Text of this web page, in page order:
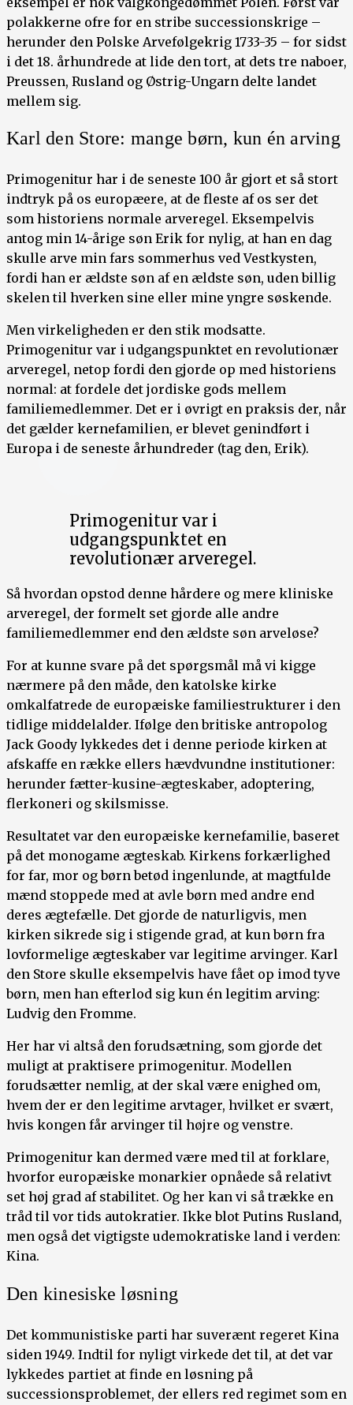
polakkerne ofre for en stribe successionskrige –
herunder den Polske Arvefølgekrig 1733-35 – for sidst
i det 18. århundrede at lide den tort, at dets tre naboer,
Preussen, Rusland og Østrig-Ungarn delte landet
mellem sig.
Karl den Store: mange børn, kun én arving
Primogenitur har i de seneste 100 år gjort et så stort
indtryk på os europæere, at de fleste af os ser det
som historiens normale arveregel. Eksempelvis
antog min 14-årige søn Erik for nylig, at han en dag
skulle arve min fars sommerhus ved Vestkysten,
fordi han er ældste søn af en ældste søn, uden billig
skelen til hverken sine eller mine yngre søskende.
Men virkeligheden er den stik modsatte.
Primogenitur var i udgangspunktet en revolutionær
arveregel, netop fordi den gjorde op med historiens
normal: at fordele det jordiske gods mellem
familiemedlemmer. Det er i øvrigt en praksis der, når
det gælder kernefamilien, er blevet genindført i
Europa i de seneste århundreder (tag den, Erik).
Primogenitur var i
udgangspunktet en
revolutionær arveregel.
Så hvordan opstod denne hårdere og mere kliniske
arveregel, der formelt set gjorde alle andre
familiemedlemmer end den ældste søn arveløse?
For at kunne svare på det spørgsmål må vi kigge
nærmere på den måde, den katolske kirke
omkalfatrede de europæiske familiestrukturer i den
tidlige middelalder. Ifølge den britiske antropolog
Jack Goody lykkedes det i denne periode kirken at
afskaffe en række ellers hævdvundne institutioner:
herunder fætter-kusine-ægteskaber, adoptering,
flerkoneri og skilsmisse.
Resultatet var den europæiske kernefamilie, baseret
på det monogame ægteskab. Kirkens forkærlighed
for far, mor og børn betød ingenlunde, at magtfulde
mænd stoppede med at avle børn med andre end
deres ægtefælle. Det gjorde de naturligvis, men
kirken sikrede sig i stigende grad, at kun børn fra
lovformelige ægteskaber var legitime arvinger. Karl
den Store skulle eksempelvis have fået op imod tyve
børn, men han efterlod sig kun én legitim arving:
Ludvig den Fromme.
Her har vi altså den forudsætning, som gjorde det
muligt at praktisere primogenitur. Modellen
forudsætter nemlig, at der skal være enighed om,
hvem der er den legitime arvtager, hvilket er svært,
hvis kongen får arvinger til højre og venstre.
Primogenitur kan dermed være med til at forklare,
hvorfor europæiske monarkier opnåede så relativt
set høj grad af stabilitet. Og her kan vi så trække en
tråd til vor tids autokratier. Ikke blot Putins Rusland,
men også det vigtigste udemokratiske land i verden:
Kina.
Den kinesiske løsning
Det kommunistiske parti har suverænt regeret Kina
siden 1949. Indtil for nyligt virkede det til, at det var
lykkedes partiet at finde en løsning på
successionsproblemet, der ellers red regimet som en